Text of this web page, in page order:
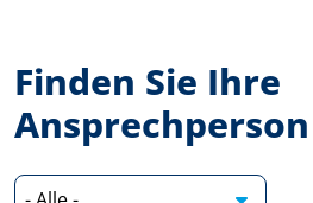
Finden Sie Ihre
Ansprechperson